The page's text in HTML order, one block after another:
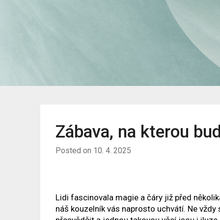
Zábava, na kterou
Posted on 10. 4. 2025
Lidi fascinovala magie a čáry již před
náš kouzelníkvás naprosto uchvátí. Ne